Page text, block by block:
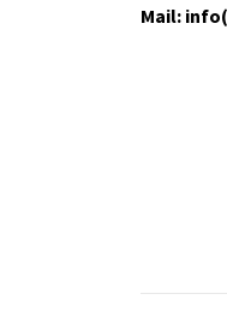
Mail: